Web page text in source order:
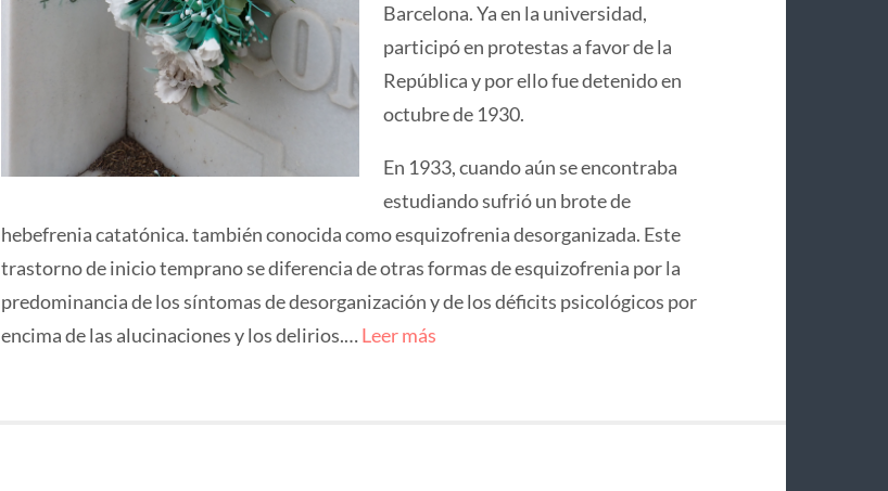
Barcelona. Ya en la universidad,
participó en protestas a favor de la
República y por ello fue detenido en
octubre de 1930.
En 1933, cuando aún se encontraba
estudiando sufrió un brote de
hebefrenia catatónica. también conocida como esquizofrenia desorganizada. Este
trastorno de inicio temprano se diferencia de otras formas de esquizofrenia por la
predominancia de los síntomas de desorganización y de los déficits psicológicos por
encima de las alucinaciones y los delirios.…Leer más